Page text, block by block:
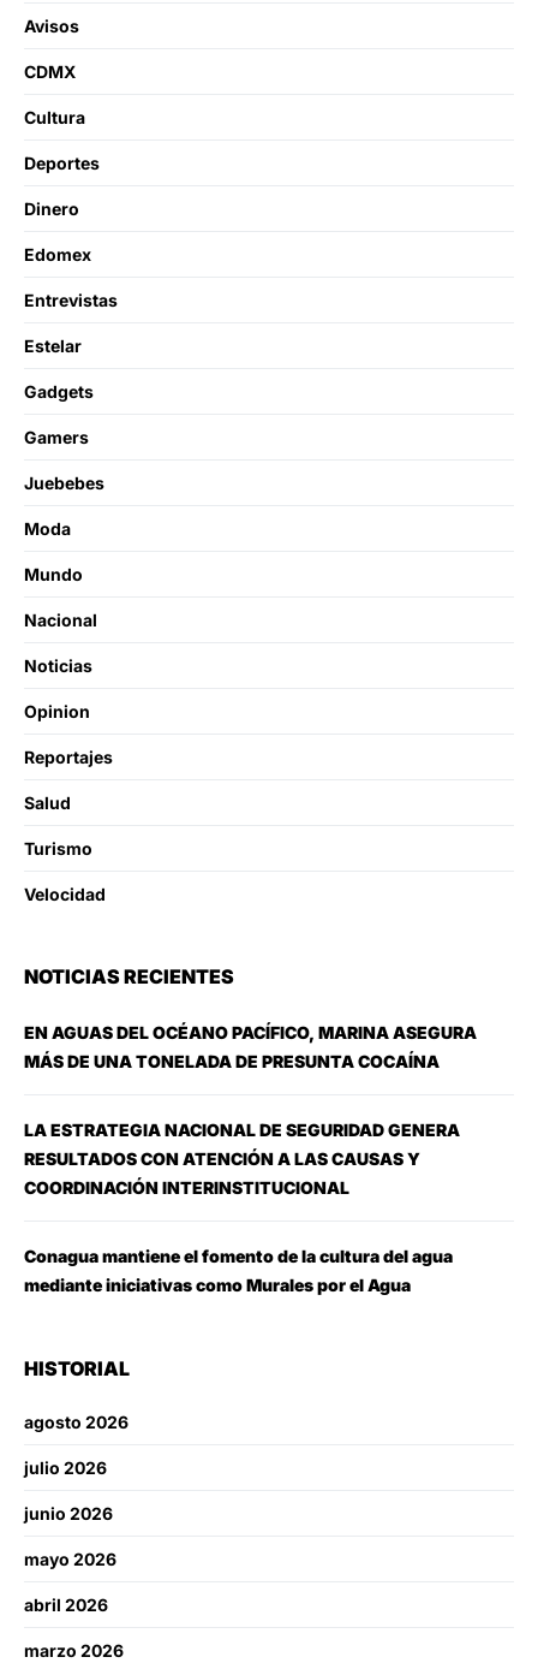
Avisos
CDMX
Cultura
Deportes
Dinero
Edomex
Entrevistas
Estelar
Gadgets
Gamers
Juebebes
Moda
Mundo
Nacional
Noticias
Opinion
Reportajes
Salud
Turismo
Velocidad
NOTICIAS RECIENTES
EN AGUAS DEL OCÉANO PACÍFICO, MARINA ASEGURA
MÁS DE UNA TONELADA DE PRESUNTA COCAÍNA
LA ESTRATEGIA NACIONAL DE SEGURIDAD GENERA
RESULTADOS CON ATENCIÓN A LAS CAUSAS Y
COORDINACIÓN INTERINSTITUCIONAL
Conagua mantiene el fomento de la cultura del agua
mediante iniciativas como Murales por el Agua
HISTORIAL
agosto 2026
julio 2026
junio 2026
mayo 2026
abril 2026
marzo 2026